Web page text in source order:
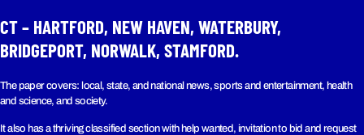
CT – HARTFORD, NEW HAVEN, WATERBURY,
BRIDGEPORT, NORWALK, STAMFORD.
The paper covers: local, state, and national news, sports and entertainment, health
and science, and society.
It also has a thriving classified section with help wanted, invitation to bid and request